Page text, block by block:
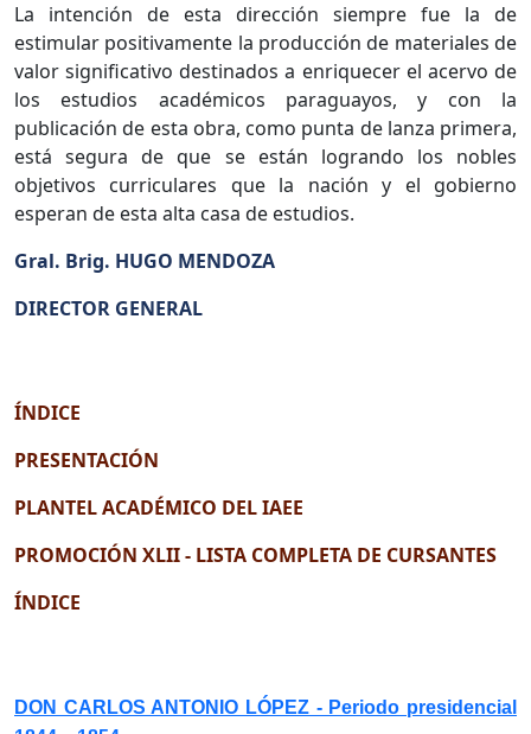
La intención de esta dirección siempre fue la de
estimular positivamente la producción de materiales de
valor significativo destinados a enriquecer el acervo de
los estudios académicos paraguayos, y con la
publicación de esta obra, como punta de lanza primera,
está segura de que se están logrando los nobles
objetivos curriculares que la nación y el gobierno
esperan de esta alta casa de estudios.
Gral. Brig. HUGO MENDOZA
DIRECTOR GENERAL
ÍNDICE
PRESENTACIÓN
PLANTEL ACADÉMICO DEL IAEE
PROMOCIÓN XLII - LISTA COMPLETA DE CURSANTES
ÍNDICE
DON CARLOS ANTONIO LÓPEZ - Periodo presidencial